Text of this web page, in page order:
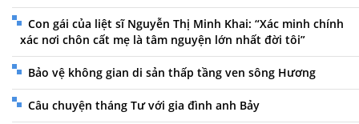
Con gái của liệt sĩ Nguyễn Thị Minh Khai: “Xác minh chính
xác nơi chôn cất mẹ là tâm nguyện lớn nhất đời tôi”
Bảo vệ không gian di sản thấp tầng ven sông Hương
Câu chuyện tháng Tư với gia đình anh Bảy